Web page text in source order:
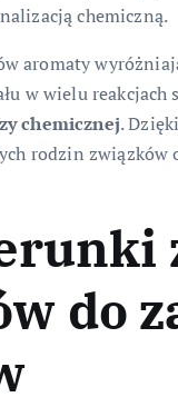
chemiczną.
aromaty
w wielu
chemicznej.
rodzin
do